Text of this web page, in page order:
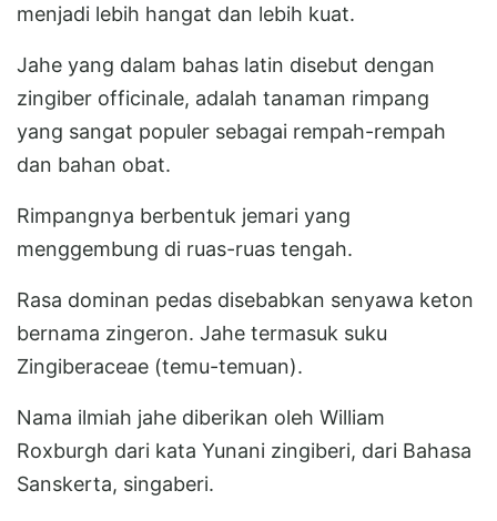
menjadi lebih hangat dan lebih kuat.
Jahe yang dalam bahas latin disebut dengan
zingiber officinale, adalah tanaman rimpang
yang sangat populer sebagai rempah-rempah
dan bahan obat.
Rimpangnya berbentuk jemari yang
menggembung di ruas-ruas tengah.
Rasa dominan pedas disebabkan senyawa keton
bernama zingeron. Jahe termasuk suku
Zingiberaceae (temu-temuan).
Nama ilmiah jahe diberikan oleh William
Roxburgh dari kata Yunani zingiberi, dari Bahasa
Sanskerta, singaberi.